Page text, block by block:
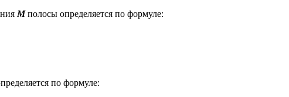
М полосы определяется по формуле:
по формуле: